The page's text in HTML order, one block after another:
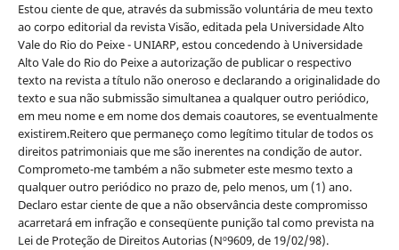
Estou ciente de que, através da submissão voluntária de meu texto
ao corpo editorial da revista Visão, editada pela Universidade Alto
Vale do Rio do Peixe - UNIARP, estou concedendo à Universidade
Alto Vale do Rio do Peixe a autorização de publicar o respectivo
texto na revista a título não oneroso e declarando a originalidade do
texto e sua não submissão simultanea a qualquer outro periódico,
em meu nome e em nome dos demais coautores, se eventualmente
existirem.Reitero que permaneço como legítimo titular de todos os
direitos patrimoniais que me são inerentes na condição de autor.
Comprometo-me também a não submeter este mesmo texto a
qualquer outro periódico no prazo de, pelo menos, um (1) ano.
Declaro estar ciente de que a não observância deste compromisso
acarretará em infração e conseqüente punição tal como prevista na
Lei de Proteção de Direitos Autorias (Nº9609, de 19/02/98).